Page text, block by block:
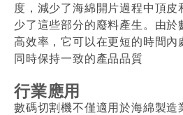
度，減少了海綿開片過程中頂
少了這些部分的廢料產生。由於
高效率，它可以在更短的時間內
同時保持一致的產品品質
行業應用
數碼切割機不僅適用於海綿製造